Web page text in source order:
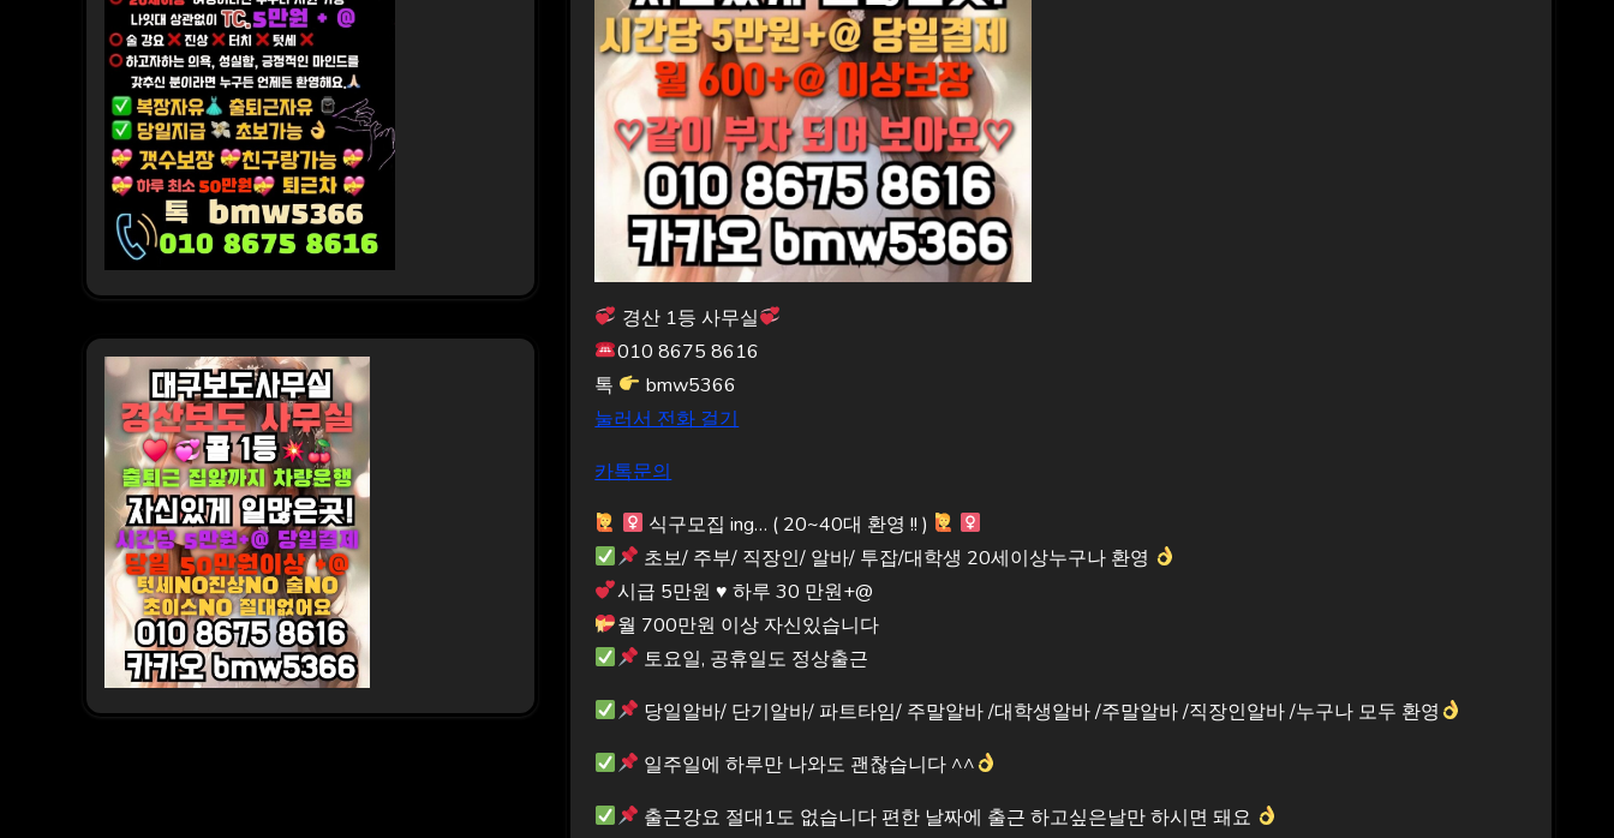
경산 1등 사무실
010 8675 8616
톡
bmw5366
눌러서 전화 걸기
카톡문의
식구모집 ing… ( 20~40대 환영 !! )
초보/ 주부/ 직장인/ 알바/ 투잡/대학생 20세이상누구나 환영
시급 5만원 ♥️ 하루 30 만원+@
월 700만원 이상 자신있습니다
토요일, 공휴일도 정상출근
당일알바/ 단기알바/ 파트타임/ 주말알바 /대학생알바 /주말알바 /직장인알바 /누구나 모두 환영
일주일에 하루만 나와도 괜찮습니다 ^^
출근강요 절대1도 없습니다 편한 날짜에 출근 하고싶은날만 하시면 돼요